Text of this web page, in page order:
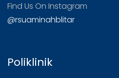
Find Us On Instagram
@rsuaminahblitar
Poliklinik